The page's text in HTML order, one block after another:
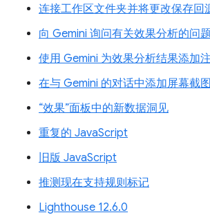
连接工作区文件夹并将更改保存回
向 Gemini 询问有关效果分析的问题
使用 Gemini 为效果分析结果添加
在与 Gemini 的对话中添加屏幕截图
“效果”面板中的新数据洞见
重复的 JavaScript
旧版 JavaScript
推测现在支持规则标记
Lighthouse 12.6.0